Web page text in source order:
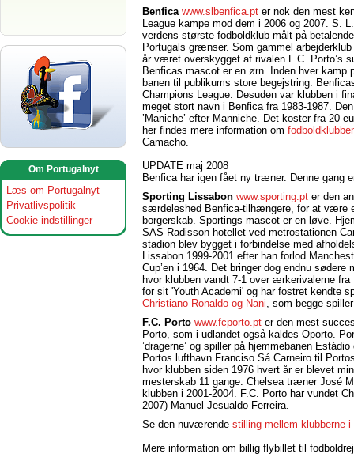
Om Portugalnyt
Læs om Portugalnyt
Privatlivspolitik
Cookie indstillinger
Benfica www.slbenfica.pt er nok den mest
League kampe mod dem i 2006 og 2007. S.
verdens største fodboldklub målt på
Portugals grænser. Som gammel
år været overskygget af rivalen F.C. Porto’s
Benficas mascot er en ørn. Inden hver kamp
banen til publikums store begejstring.
Champions League. Desuden var klubben i
meget stort navn i Benfica fra 1983-1987.
’Maniche’ efter Manniche. Det koster fra 20
her findes mere information om
Camacho.
UPDATE maj 2008
Benfica har igen fået ny træner. Denne gang
Sporting Lissabon www.sporting.pt er den
særdeleshed Benfica-tilhængere, for at være
borgerskab. Sportings mascot er en løve.
SAS-Radisson hotellet ved metrostationen
stadion blev bygget i forbindelse med
Lissabon 1999-2001 efter han forlod
Cup’en i 1964. Det bringer dog endnu
hvor klubben vandt 7-1 over ærkerivalerne
for sit 'Youth Academi' og har fostret kendte
Christiano Ronaldo og Nani, som begge
F.C. Porto www.fcporto.pt er den mest
Porto, som i udlandet også kaldes Oporto.
’dragerne’ og spiller på hjemmebanen
Portos lufthavn Franciso Sá Carneiro til
hvor klubben siden 1976 hvert år er blevet
mesterskab 11 gange. Chelsea træner José
klubben i 2001-2004. F.C. Porto har vundet
2007) Manuel Jesualdo Ferreira.
Se den nuværende stilling mellem klubberne
Mere information om billig flybillet til